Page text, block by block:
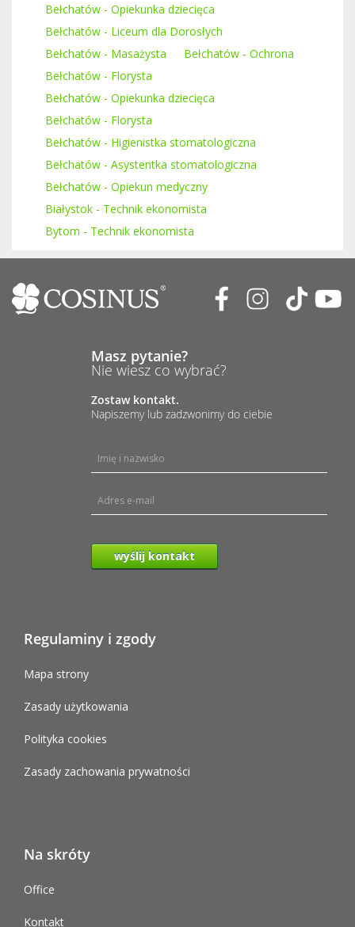
Bełchatów - Opiekunka dziecięca
Bełchatów - Liceum dla Dorosłych
Bełchatów - Masażysta
Bełchatów - Ochrona
Bełchatów - Florysta
Bełchatów - Opiekunka dziecięca
Bełchatów - Florysta
Bełchatów - Higienistka stomatologiczna
Bełchatów - Asystentka stomatologiczna
Bełchatów - Opiekun medyczny
Białystok - Technik ekonomista
Bytom - Technik ekonomista
Masz pytanie?
Nie wiesz co wybrać?
Zostaw kontakt.
Napiszemy lub zadzwonimy do ciebie
wyślij kontakt
Regulaminy i zgody
Mapa strony
Zasady użytkowania
Polityka cookies
Zasady zachowania prywatności
Na skróty
Office
Kontakt